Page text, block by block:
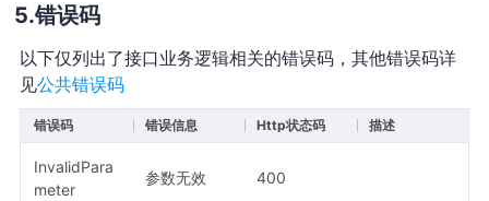
错误码
以下仅列出了接口业务逻辑相关的错误码，其他错误码详
见公共错误码
错误码 错误信息 Http状态码 描述
InvalidPara
meter
参数无效 400